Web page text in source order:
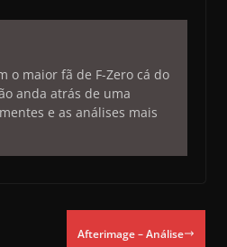
o maior fã de F-Zero cá do
anda atrás de uma
e as análises mais
Afterimage – Análise